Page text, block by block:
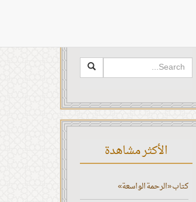
الأكثر مشاهدة
كتاب «الرحمة الواسعة»